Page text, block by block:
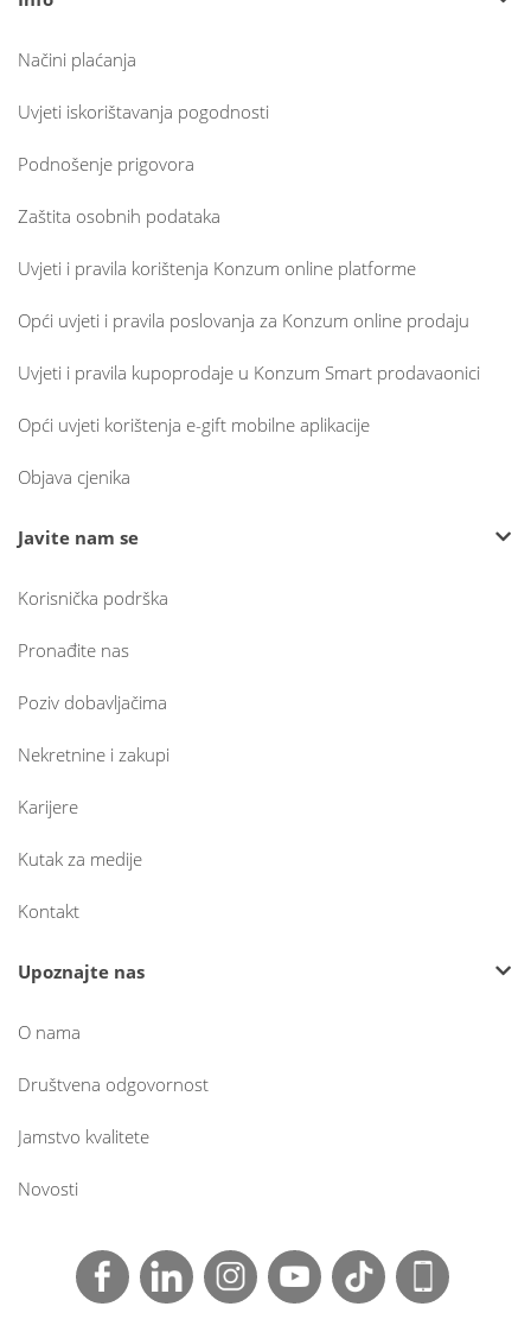
Načini plaćanja
Uvjeti iskorištavanja pogodnosti
Podnošenje prigovora
Zaštita osobnih podataka
Uvjeti i pravila korištenja Konzum online platforme
Opći uvjeti i pravila poslovanja za Konzum online prodaju
Uvjeti i pravila kupoprodaje u Konzum Smart prodavaonici
Opći uvjeti korištenja e-gift mobilne aplikacije
Objava cjenika
Javite nam se
Korisnička podrška
Pronađite nas
Poziv dobavljačima
Nekretnine i zakupi
Karijere
Kutak za medije
Kontakt
Upoznajte nas
O nama
Društvena odgovornost
Jamstvo kvalitete
Novosti